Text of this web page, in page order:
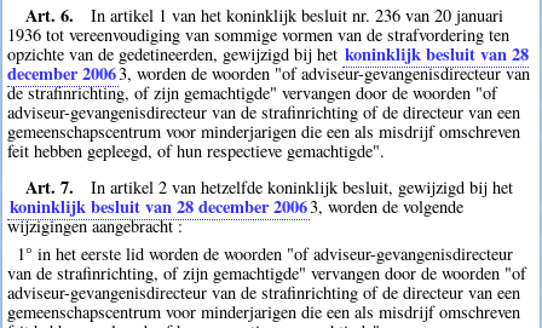
Art. 6.
In artikel 1 van het koninklijk besluit nr. 236 van 20 januari
1936 tot vereenvoudiging van sommige vormen van de strafvordering ten
opzichte van de gedetineerden, gewijzigd bij het koninklijk besluit van 28
december 20063, worden de woorden "of adviseur-gevangenisdirecteur van
de strafinrichting, of zijn gemachtigde" vervangen door de woorden "of
adviseur-gevangenisdirecteur van de strafinrichting of de directeur van een
gemeenschapscentrum voor minderjarigen die een als misdrijf omschreven
feit hebben gepleegd, of hun respectieve gemachtigde".
Art. 7. In artikel 2 van hetzelfde koninklijk besluit, gewijzigd bij het
koninklijk besluit van 28 december 20063, worden de volgende
wijzigingen aangebracht :
1° in het eerste lid worden de woorden "of adviseur-gevangenisdirecteur
van de strafinrichting, of zijn gemachtigde" vervangen door de woorden "of
adviseur-gevangenisdirecteur van de strafinrichting of de directeur van een
gemeenschapscentrum voor minderjarigen die een als misdrijf omschreven